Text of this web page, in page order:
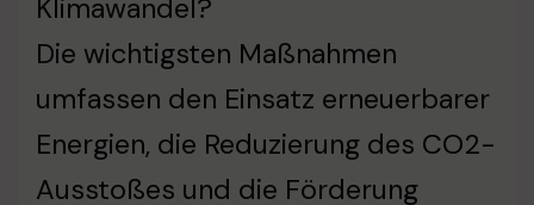
Klimawandel?
Die wichtigsten Maßnahmen
umfassen den Einsatz erneuerbarer
Energien, die Reduzierung des CO2-
Ausstoßes und die Förderung